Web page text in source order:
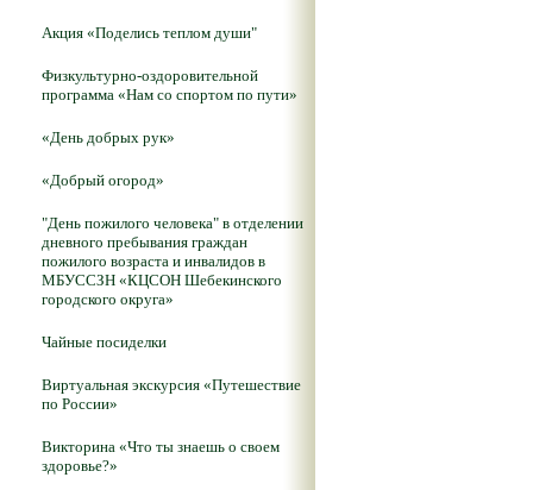
Акция «Поделись теплом души"
Физкультурно-оздоровительной
программа «Нам со спортом по пути»
«День добрых рук»
«Добрый огород»
"День пожилого человека" в отделении
дневного пребывания граждан
пожилого возраста и инвалидов в
МБУССЗН «КЦСОН Шебекинского
городского округа»
Чайные посиделки
Виртуальная экскурсия «Путешествие
по России»
Викторина «Что ты знаешь о своем
здоровье?»